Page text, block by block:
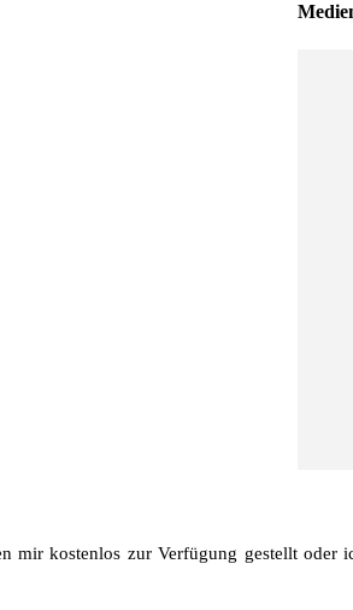
mir kostenlos zur Verfügung gestellt oder